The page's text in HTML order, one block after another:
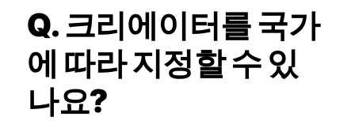
Q. 크리에이터를 국가
에 따라 지정할 수 있
나요?